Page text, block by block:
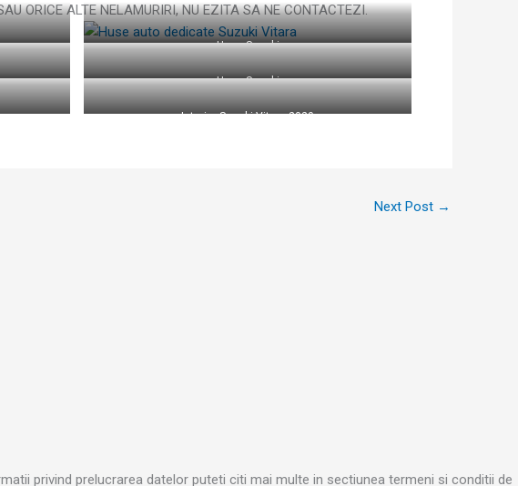
ORICE ALTE NELAMURIRI, NU EZITA SA NE CONTACTEZI.
Huse Suzuki
Huse Suzuki
Interior Suzuki Vitara 2020
Next Post →
privind prelucrarea datelor puteti citi mai multe in sectiunea termeni si conditii de